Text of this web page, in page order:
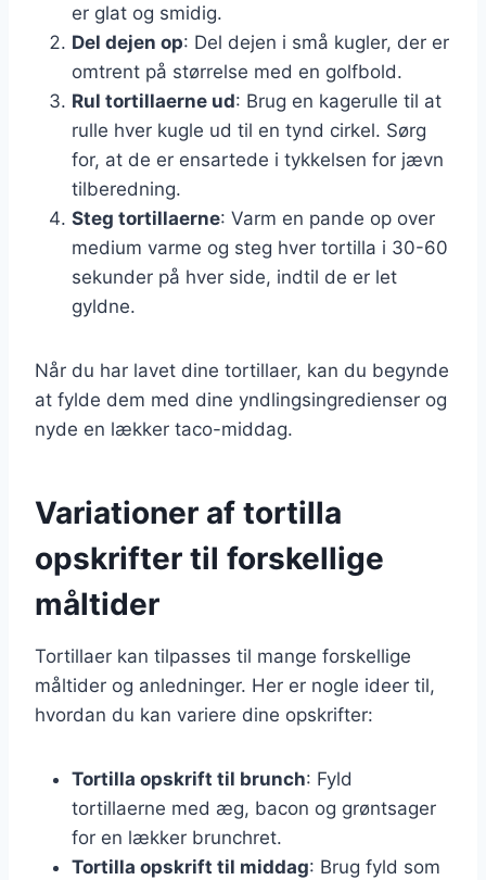
er glat og smidig.
Del dejen op: Del dejen i små kugler, der er
omtrent på størrelse med en golfbold.
Rul tortillaerne ud: Brug en kagerulle til at
rulle hver kugle ud til en tynd cirkel. Sørg
for, at de er ensartede i tykkelsen for jævn
tilberedning.
Steg tortillaerne: Varm en pande op over
medium varme og steg hver tortilla i 30-60
sekunder på hver side, indtil de er let
gyldne.
Når du har lavet dine tortillaer, kan du begynde
at fylde dem med dine yndlingsingredienser og
nyde en lækker taco-middag.
Variationer af tortilla
opskrifter til forskellige
måltider
Tortillaer kan tilpasses til mange forskellige
måltider og anledninger. Her er nogle ideer til,
hvordan du kan variere dine opskrifter:
Tortilla opskrift til brunch: Fyld
tortillaerne med æg, bacon og grøntsager
for en lækker brunchret.
Tortilla opskrift til middag: Brug fyld som